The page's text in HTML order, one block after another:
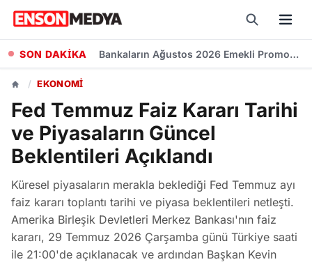
SON DAKİKA Kademeli Emeklilik Teklifi: 1999 Sonrası Sigorta Başlangıcı olanlar Kaç Yaşında Emekli Olacak?
/ EKONOMI
Fed Temmuz Faiz Kararı Tarihi
ve Piyasaların Güncel
Beklentileri Açıklandı
Küresel piyasaların merakla beklediği Fed Temmuz ayı
faiz kararı toplantı tarihi ve piyasa beklentileri netleşti.
Amerika Birleşik Devletleri Merkez Bankası'nın faiz
kararı, 29 Temmuz 2026 Çarşamba günü Türkiye saati
ile 21:00'de açıklanacak ve ardından Başkan Kevin